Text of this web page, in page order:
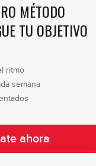
MÉTODO
TU OBJETIVO
ritmo
semana
ahora